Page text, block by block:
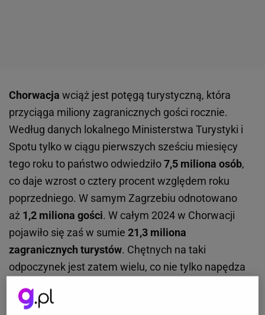
Chorwacja wciąż jest potęgą turystyczną, która
przyciąga miliony zagranicznych gości rocznie.
Według danych lokalnego Ministerstwa Turystyki i
Spotu tylko w ciągu pierwszych sześciu miesięcy
tego roku to państwo odwiedziło7,5 miliona osób,
co daje wzrost o cztery procent względem roku
poprzedniego. W samym Zagrzebiu odnotowano
aż 1,2 miliona gości. W całym 2024 w Chorwacji
pojawiło się zaś w sumie 21,3 miliona
zagranicznych turystów. Chętnych na taki
odpoczynek jest zatem wielu, co nie tylko napędza
pewnymi problemami